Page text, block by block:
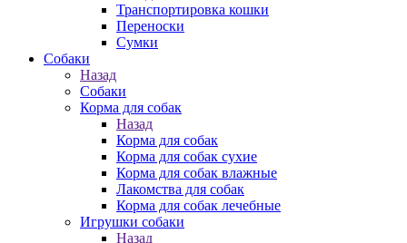
Транспортировка кошки
Переноски
Сумки
Собаки
Назад
Собаки
Корма для собак
Назад
Корма для собак
Корма для собак сухие
Корма для собак влажные
Лакомства для собак
Корма для собак лечебные
Игрушки собаки
Назад